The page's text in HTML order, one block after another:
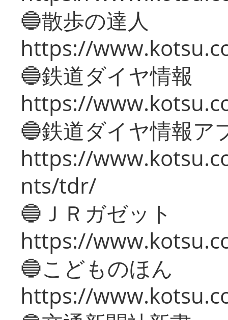
🔵散歩の達人
https://
🔵鉄道ダイヤ情報
https://
🔵鉄道ダイヤ情報ア
https://
nts/tdr/
🔵ＪＲガゼット
https://
🔵こどものほん
https://